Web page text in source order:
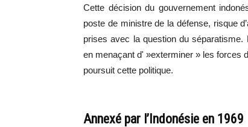
Cette décision du gouvernement
poste de ministre de la défense, risque
prises avec la question du
en menaçant d' »exterminer » les forces
poursuit cette politique.
Annexé par l’Indonésie en 1969